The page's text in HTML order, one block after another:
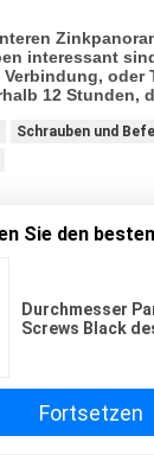
interessant
oder
12 Stunden,
Schrauben und
Sie den
Durchmesser
Screws Black
Fortsetzen